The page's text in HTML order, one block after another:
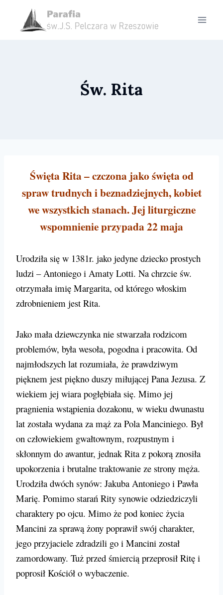
treści
Św. Rita
Święta Rita – czczona jako święta od
spraw trudnych i beznadziejnych, kobiet
we wszystkich stanach. Jej liturgiczne
wspomnienie przypada 22 maja
Urodziła się w 1381r. jako jedyne dziecko prostych
ludzi – Antoniego i Amaty Lotti. Na chrzcie św.
otrzymała imię Margarita, od którego włoskim
zdrobnieniem jest Rita.
Jako mała dziewczynka nie stwarzała rodzicom
problemów, była wesoła, pogodna i pracowita. Od
najmłodszych lat rozumiała, że prawdziwym
pięknem jest piękno duszy miłującej Pana Jezusa. Z
wiekiem jej wiara pogłębiała się. Mimo jej
pragnienia wstąpienia dozakonu, w wieku dwunastu
lat została wydana za mąż za Pola Manciniego. Był
on człowiekiem gwałtownym, rozpustnym i
skłonnym do awantur, jednak Rita z pokorą znosiła
upokorzenia i brutalne traktowanie ze strony męża.
Urodziła dwóch synów: Jakuba Antoniego i Pawła
Marię. Pomimo starań Rity synowie odziedziczyli
charaktery po ojcu. Mimo że pod koniec życia
Mancini za sprawą żony poprawił swój charakter,
jego przyjaciele zdradzili go i Mancini został
zamordowany. Tuż przed śmiercią przeprosił Ritę i
poprosił Kościół o wybaczenie.